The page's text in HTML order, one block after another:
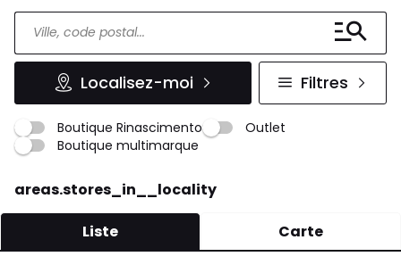
Localisez-moi Filtres
Boutique Rinascimento
Outlet
Boutique multimarque
areas.stores_in__locality
Liste Carte